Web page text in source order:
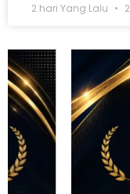
2 hari Yang Lalu